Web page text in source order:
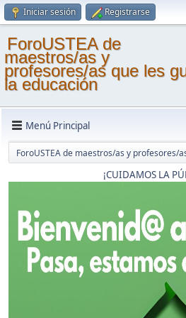
Iniciar sesión Registrarse
ForoUSTEA de
maestros/as y
profesores/as que les
la educación
Menú Principal
ForoUSTEA de maestros/as y profesores/
¡CUIDAMOS LA